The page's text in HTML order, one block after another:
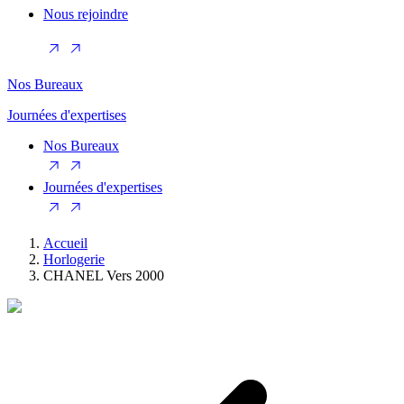
Nous rejoindre
Nos Bureaux
Journées d'expertises
Nos Bureaux
Journées d'expertises
Accueil
Horlogerie
CHANEL Vers 2000